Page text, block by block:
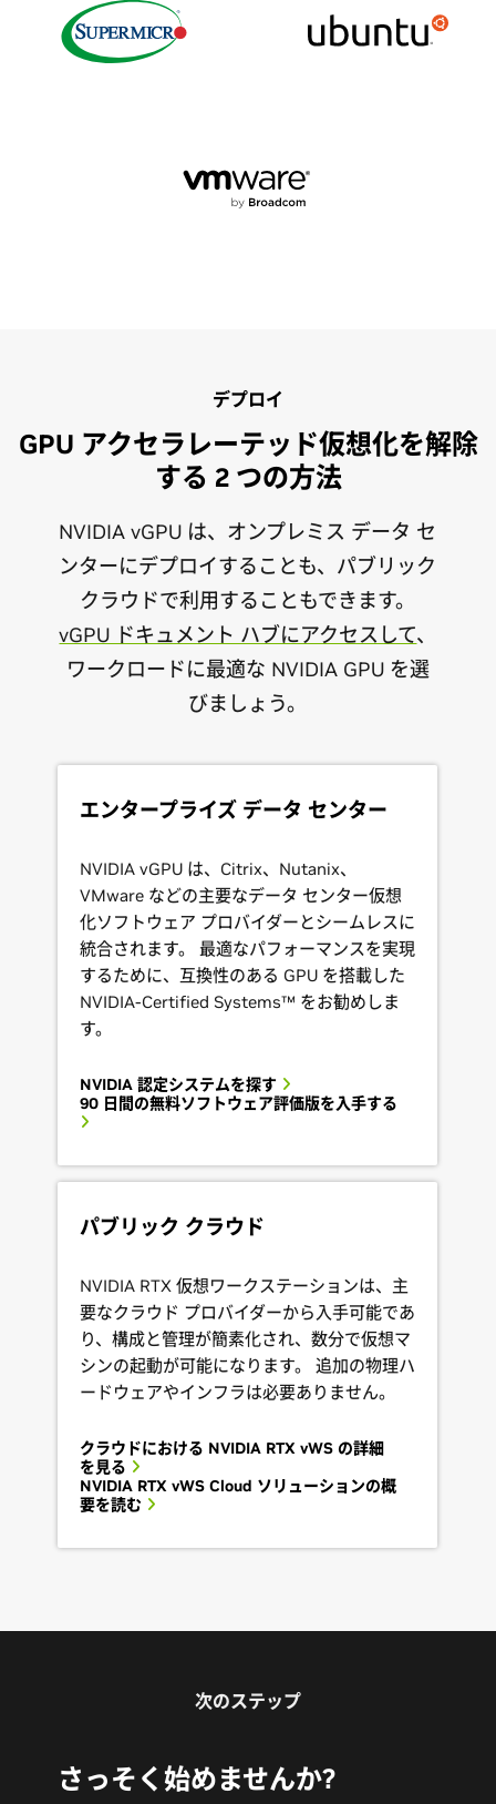
デプロイ
GPU アクセラレーテッド仮想化を解除
する 2 つの方法
NVIDIA vGPU は、オンプレミス データ セ
ンターにデプロイすることも、パブリック
クラウドで利用することもできます。
vGPU ドキュメント ハブにアクセスして、
ワークロードに最適な NVIDIA GPU を選
びましょう。
エンタープライズ データ センター
NVIDIA vGPU は、Citrix、Nutanix、
VMware などの主要なデータ センター仮想
化ソフトウェア プロバイダーとシームレスに
統合されます。 最適なパフォーマンスを実現
するために、互換性のある GPU を搭載した
NVIDIA-Certified Systems™ をお勧めしま
す。
NVIDIA 認定システムを探す
90 日間の無料ソフトウェア評価版を入手する
パブリック クラウド
NVIDIA RTX 仮想ワークステーションは、主
要なクラウド プロバイダーから入手可能であ
り、構成と管理が簡素化され、数分で仮想マ
シンの起動が可能になります。 追加の物理ハ
ードウェアやインフラは必要ありません。
クラウドにおける NVIDIA RTX vWS の詳細
を見る
NVIDIA RTX vWS Cloud ソリューションの概
要を読む
次のステップ
さっそく始めませんか?